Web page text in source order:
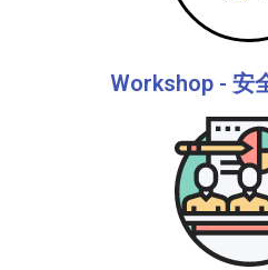
Workshop - 安